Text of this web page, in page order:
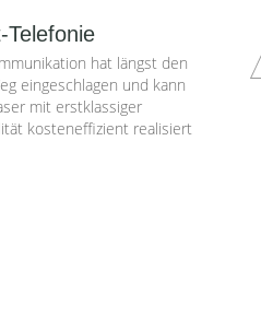
Telefonie
hat längst den
eingeschlagen und kann
mit erstklassiger
kosteneffizient realisiert